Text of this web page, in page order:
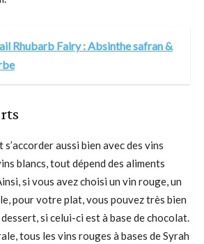
Rhubarb Fairy : Absinthe safran &
aussi bien avec des vins
blancs, tout dépend des aliments
si vous avez choisi un vin rouge, un
pour votre plat, vous pouvez très bien
si celui-ci est à base de chocolat.
tous les vins rouges à bases de Syrah